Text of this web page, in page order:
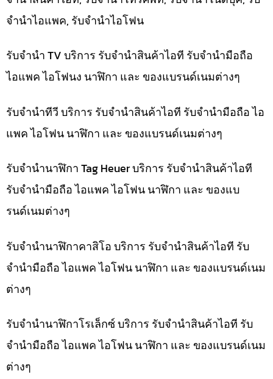
จำนำไอแพค, รับจำนำไอโฟน
รับจำนำ TV บริการ รับจำนำสินค้าไอที รับจำนำมือถือ
ไอแพค ไอโฟนง นาฬิกา และ ของแบรนด์เนมต่างๆ
รับจำนำทีวี บริการ รับจำนำสินค้าไอที รับจำนำมือถือ ไอ
แพค ไอโฟน นาฬิกา และ ของแบรนด์เนมต่างๆ
รับจำนำนาฬิกา Tag Heuer บริการ รับจำนำสินค้าไอที
รับจำนำมือถือ ไอแพค ไอโฟน นาฬิกา และ ของแบ
รนด์เนมต่างๆ
รับจำนำนาฬิกาคาสิโอ บริการ รับจำนำสินค้าไอที รับ
จำนำมือถือ ไอแพค ไอโฟน นาฬิกา และ ของแบรนด์เนม
ต่างๆ
รับจำนำนาฬิกาโรเล็กซ์ บริการ รับจำนำสินค้าไอที รับ
จำนำมือถือ ไอแพค ไอโฟน นาฬิกา และ ของแบรนด์เนม
ต่างๆ